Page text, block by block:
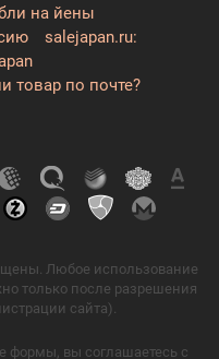
на йены
salejapan.ru:
товар по почте?
Любое использование
только после разрешения
сайта).
формы, вы соглашаетесь с